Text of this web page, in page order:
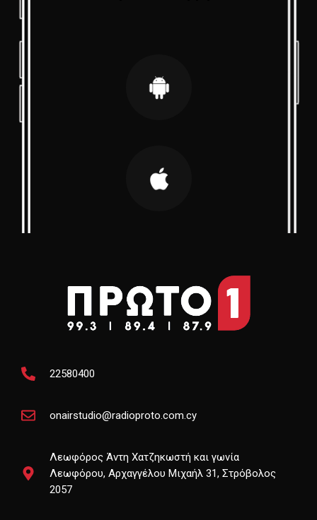
22580400
onairstudio@radioproto.com.cy
Λεωφόρος Άντη Χατζηκωστή και γωνία
Λεωφόρου, Αρχαγγέλου Μιχαήλ 31, Στρόβολος
2057